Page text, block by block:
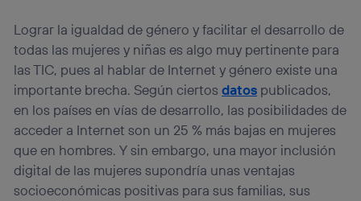
Lograr la igualdad de género y facilitar el desarrollo de
todas las mujeres y niñas es algo muy pertinente para
las TIC, pues al hablar de Internet y género existe una
importante brecha. Según ciertosdatos publicados,
en los países en vías de desarrollo, las posibilidades de
acceder a Internet son un 25 % más bajas en mujeres
que en hombres. Y sin embargo, una mayor inclusión
digital de las mujeres supondría unas ventajas
socioeconómicas positivas para sus familias, sus